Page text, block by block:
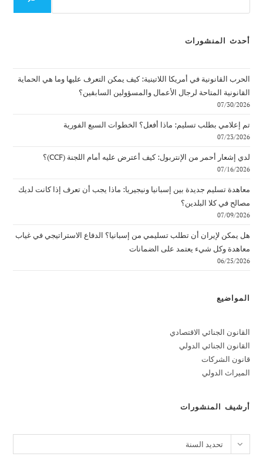
أحدث المنشورات
الحرب القانونية في أمريكا اللاتينية: كيف يمكن التعرف عليها وما هي الحماية
القانونية المتاحة لرجال الأعمال والمسؤولين السابقين؟
07/30/2026
تم إعلامي بطلب تسليم: ماذا أفعل؟ الخطوات السبع الفورية
07/23/2026
لدي إشعار أحمر من الإنتربول: كيف أعترض عليه أمام اللجنة (CCF)؟
07/16/2026
معاهدة تسليم جديدة بين إسبانيا ونيجيريا: ماذا يجب أن تعرف إذا كانت لديك
مصالح في كلا البلدين؟
07/09/2026
هل يمكن لإيران أن تطلب تسليمي من إسبانيا؟ الدفاع الاستراتيجي في غياب
معاهدة وكل شيء يعتمد على الضمانات
06/25/2026
المواضيع
القانون الجنائي الاقتصادي
القانون الجنائي الدولي
قانون الشركات
الميراث الدولي
أرشيف المنشورات
الأرشيفتحديد السنة